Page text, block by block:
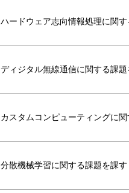
ハードウェア志向情報処理に関
ディジタル無線通信に関する課題
カスタムコンピューティングに
分散機械学習に関する課題を課す